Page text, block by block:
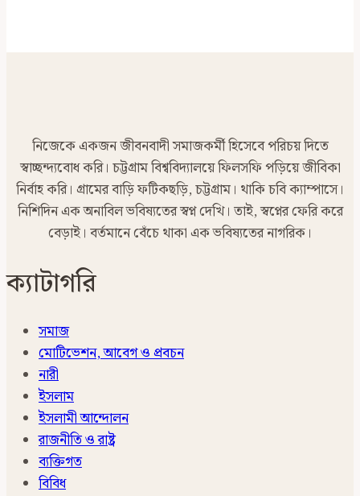
নিজেকে একজন জীবনবাদী সমাজকর্মী হিসেবে পরিচয় দিতে
স্বাচ্ছন্দ্যবোধ করি। চট্টগ্রাম বিশ্ববিদ্যালয়ে ফিলসফি পড়িয়ে জীবিকা
নির্বাহ করি। গ্রামের বাড়ি ফটিকছড়ি, চট্টগ্রাম। থাকি চবি ক্যাম্পাসে।
নিশিদিন এক অনাবিল ভবিষ্যতের স্বপ্ন দেখি। তাই, স্বপ্নের ফেরি করে
বেড়াই। বর্তমানে বেঁচে থাকা এক ভবিষ্যতের নাগরিক।
ক্যাটাগরি
সমাজ
মোটিভেশন, আবেগ ও প্রবচন
নারী
ইসলাম
ইসলামী আন্দোলন
রাজনীতি ও রাষ্ট্র
ব্যক্তিগত
বিবিধ